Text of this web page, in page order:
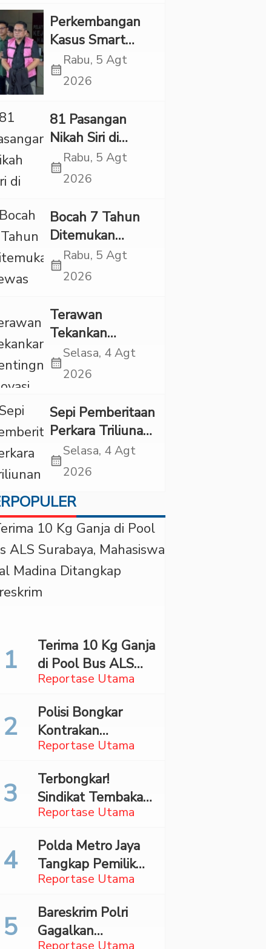
“Adem”
Perkembangan
Kasus Smart
Village, Jaksa
Kembali Periksa
calendar_month
Rabu, 5 Agt
2026
81 Pasangan
Nikah Siri di
Tapsel Ikuti
Sidang Isbat
calendar_month
Rabu, 5 Agt
2026
Bocah 7 Tahun
Ditemukan
Tewas dalam
Sumur di Tapsel,
Kekerasan
calendar_month
Rabu, 5 Agt
2026
Terawan
Tekankan
Pentingnya
Inovasi
di “Indonesian
Brain Forum
2026 UPN
Veteran Jakarta”
calendar_month
Selasa, 4 Agt
2026
Sepi Pemberitaan
Perkara Triliunan
Rupiah Investree,
Ternyata Sudah
calendar_month
Selasa, 4 Agt
2026
Reportase Utama
Terima 10 Kg Ganja
di Pool Bus ALS
Surabaya,
Madina Ditangkap
Bareskrim
Reportase Utama
Polisi Bongkar
Kontrakan
Penyimpan 27,96
Reportase Utama
Terbongkar!
Sindikat Tembakau
Sintetis Bermodus
di Jaksel
Reportase Utama
Polda Metro Jaya
Tangkap Pemilik
Akun TikTok
Hoaks Ajakan
Demo Turunkan
Reportase Utama
Bareskrim Polri
Gagalkan